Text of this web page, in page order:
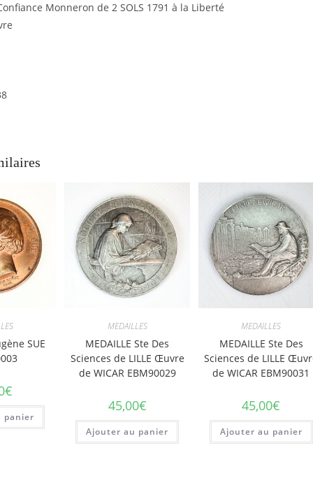
Monneron de 2 SOLS 1791 à la Liberté
SUE
€
panier
MEDAILLES
MEDAILLE Ste Des
Sciences de LILLE Œuvre
de WICAR EBM90029
45,00€
Ajouter au panier
MEDAILLES
MEDAILLE Ste Des
Sciences de LILLE
de WICAR EBM90031
45,00€
Ajouter au panier